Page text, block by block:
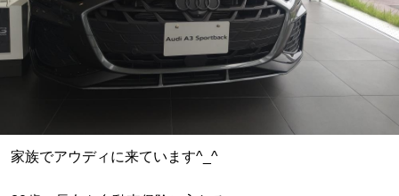
家族でアウディに来ています^_^